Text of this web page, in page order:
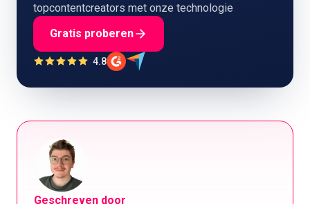
topcontentcreators met onze technologie
Gratis proberen
4.8
Geschreven door